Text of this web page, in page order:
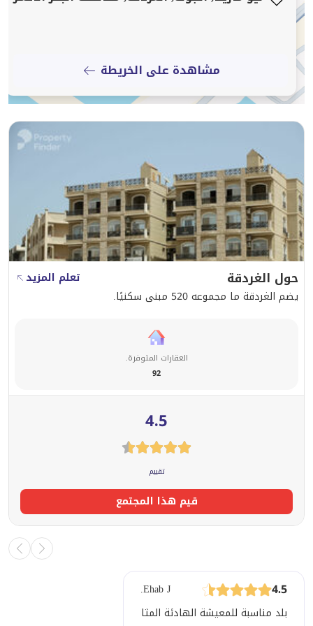
مشاهدة على الخريطة
حول الغردقة
تعلم المزيد
يضم الغردقة ما مجموعه 520 مبنى سكنيًا.
العقارات المتوفرة.
92
4.5
تقييم
قيم هذا المجتمع
4.5
Ehab J.
بلد مناسبة للمعيشة الهادئة المثالية